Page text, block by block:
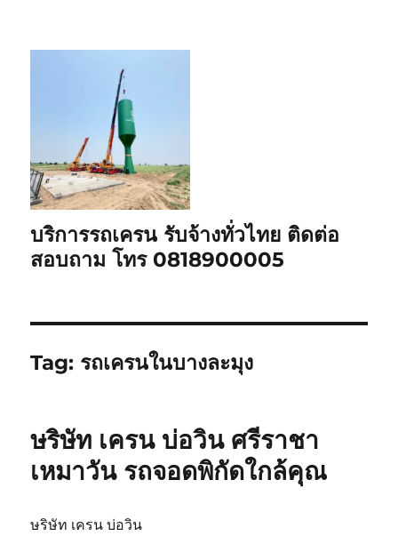
บริการรถเครน รับจ้างทั่วไทย ติดต่อ
สอบถาม โทร 0818900005
Tag: รถเครนในบางละมุง
ษริษัท เครน บ่อวิน ศรีราชา
เหมาวัน รถจอดพิกัดใกล้คุณ
ษริษัท เครน บ่อวิน